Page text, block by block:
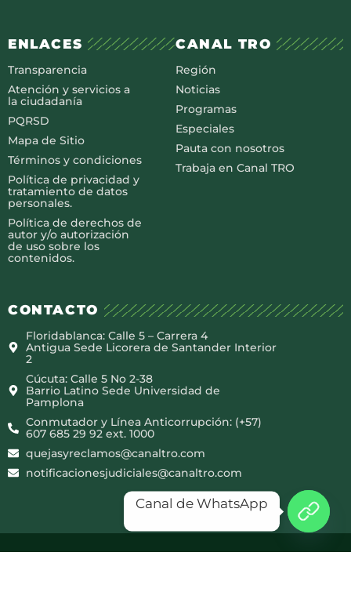
ENLACES
Transparencia
Atención y servicios a
la ciudadanía
PQRSD
Mapa de Sitio
Términos y condiciones
Política de privacidad y
tratamiento de datos
personales.
Política de derechos de
autor y/o autorización
de uso sobre los
contenidos.
CANAL TRO
Región
Noticias
Programas
Especiales
Pauta con nosotros
Trabaja en Canal TRO
CONTACTO
Floridablanca: Calle 5 – Carrera 4
Antigua Sede Licorera de Santander Interior
2
Cúcuta: Calle 5 No 2-38
Barrio Latino Sede Universidad de
Pamplona
Conmutador y Línea Anticorrupción: (+57)
607 685 29 92 ext. 1000
quejasyreclamos@canaltro.com
notificacionesjudiciales@canaltro.com
Canal de WhatsApp